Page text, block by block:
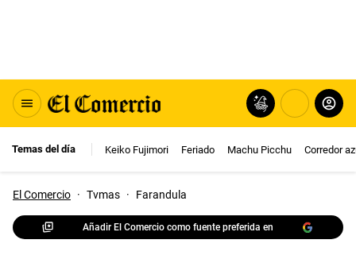
Temas del día Keiko Fujimori Feriado Machu Picchu Corredor
El Comercio · Tvmas · Farandula
Añadir El Comercio como fuente preferida en